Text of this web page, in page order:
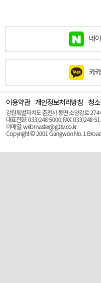
네
카
이용약관 개인정보처리방침 청
강원특별자치도 춘천시 동면 소양강로 274
대표전화: 033)248-5000, FAX: 033)248-
이메일: webmaster@g1tv.co.kr
Copyright © 2001 Gangwon No. 1